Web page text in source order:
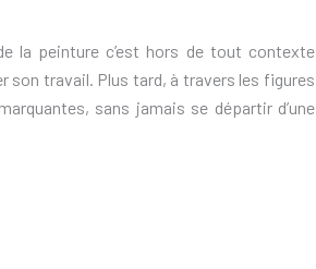
la peinture c’est hors de tout contexte
son travail. Plus tard, à travers les figures
sans jamais se départir d’une